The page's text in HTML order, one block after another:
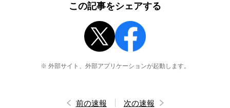
この記事をシェアする
※ 外部サイト、外部アプリケーションが起動します。
前の速報 次の速報